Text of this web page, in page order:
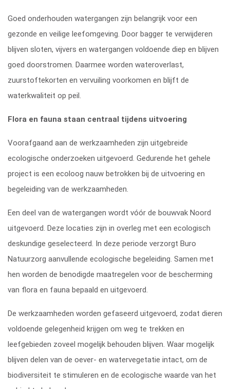
Goed onderhouden watergangen zijn belangrijk voor een
gezonde en veilige leefomgeving. Door bagger te verwijderen
blijven sloten, vijvers en watergangen voldoende diep en blijven
goed doorstromen. Daarmee worden wateroverlast,
zuurstoftekorten en vervuiling voorkomen en blijft de
waterkwaliteit op peil.
Flora en fauna staan centraal tijdens uitvoering
Voorafgaand aan de werkzaamheden zijn uitgebreide
ecologische onderzoeken uitgevoerd. Gedurende het gehele
project is een ecoloog nauw betrokken bij de uitvoering en
begeleiding van de werkzaamheden.
Een deel van de watergangen wordt vóór de bouwvak Noord
uitgevoerd. Deze locaties zijn in overleg met een ecologisch
deskundige geselecteerd. In deze periode verzorgt Buro
Natuurzorg aanvullende ecologische begeleiding. Samen met
hen worden de benodigde maatregelen voor de bescherming
van flora en fauna bepaald en uitgevoerd.
De werkzaamheden worden gefaseerd uitgevoerd, zodat dieren
voldoende gelegenheid krijgen om weg te trekken en
leefgebieden zoveel mogelijk behouden blijven. Waar mogelijk
blijven delen van de oever- en watervegetatie intact, om de
biodiversiteit te stimuleren en de ecologische waarde van het